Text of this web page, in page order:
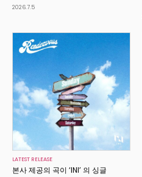
2026.7.5
LATEST RELEASE
본사 제공의 곡이 ‘INI’ 의 싱글